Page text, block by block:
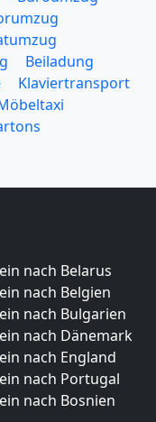
Beiladung
Klaviertransport
nach Belarus
nach Belgien
nach Bulgarien
nach Dänemark
nach England
nach Portugal
nach Bosnien